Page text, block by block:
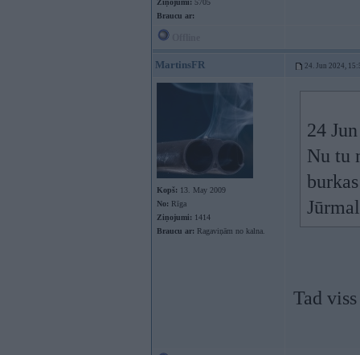
Ziņojumi: 5705
Braucu ar:
MartinsFR 24. Jun 2024,
Kopš: 13. May 2009
No: Rīga
Ziņojumi: 1414
Braucu ar: Ragaviņām no kalna.
24
Nu tu
Tad